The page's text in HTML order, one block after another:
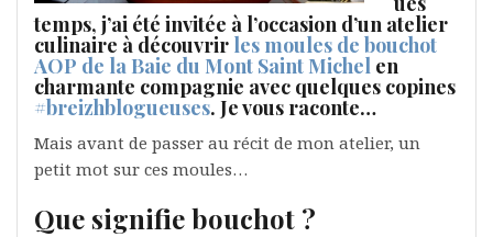
temps, j’ai été invitée à l’occasion d’un atelier
culinaire à découvrir les moules de bouchot
AOP de la Baie du Mont Saint Michel en
charmante compagnie avec quelques copines
#breizhblogueuses. Je vous raconte…
Mais avant de passer au récit de mon atelier, un
petit mot sur ces moules…
Que signifie bouchot ?